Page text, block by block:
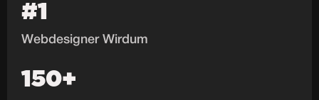
#1
Webdesigner Wirdum
150+